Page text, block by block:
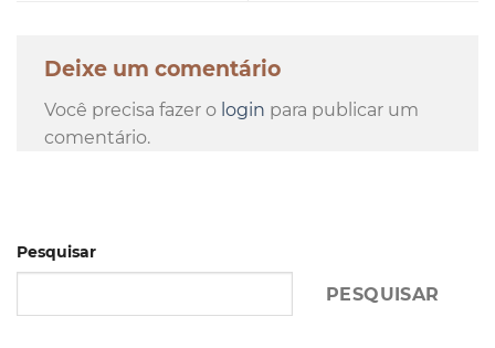
Deixe um comentário
Você precisa fazer o login para publicar um
comentário.
Pesquisar
PESQUISAR